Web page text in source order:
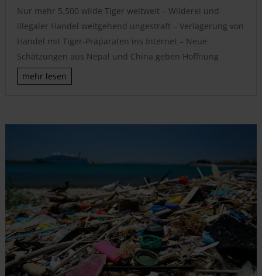
Nur mehr 5.500 wilde Tiger weltweit – Wilderei und
illegaler Handel weitgehend ungestraft – Verlagerung von
Handel mit Tiger-Präparaten ins Internet – Neue
Schätzungen aus Nepal und China geben Hoffnung
mehr lesen